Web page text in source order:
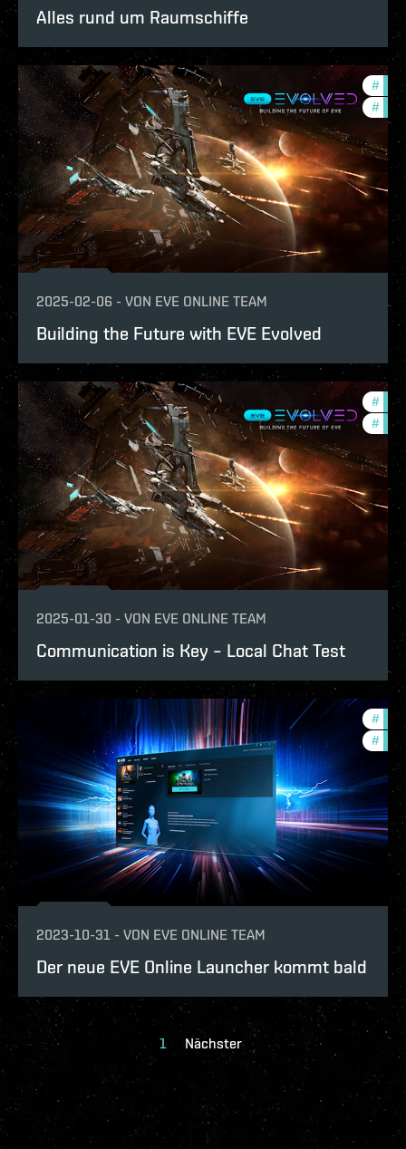
Alles rund um Raumschiffe
#
#
2025-02-06 - VON EVE ONLINE TEAM
Building the Future with EVE Evolved
#
#
2025-01-30 - VON EVE ONLINE TEAM
Communication is Key – Local Chat Test
#
#
2023-10-31 - VON EVE ONLINE TEAM
Der neue EVE Online Launcher kommt bald
1 Nächster